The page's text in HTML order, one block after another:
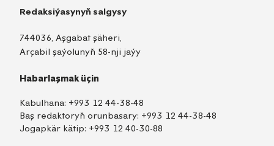
Redaksiýasynyň salgysy
744036, Aşgabat şäheri,
Arçabil şaýolunyň 58-nji jaýy
Habarlaşmak üçin
Kabulhana: +993 12 44-38-48
Baş redaktoryň orunbasary: +993 12 44-38-48
Jogapkär kätip: +993 12 40-30-88